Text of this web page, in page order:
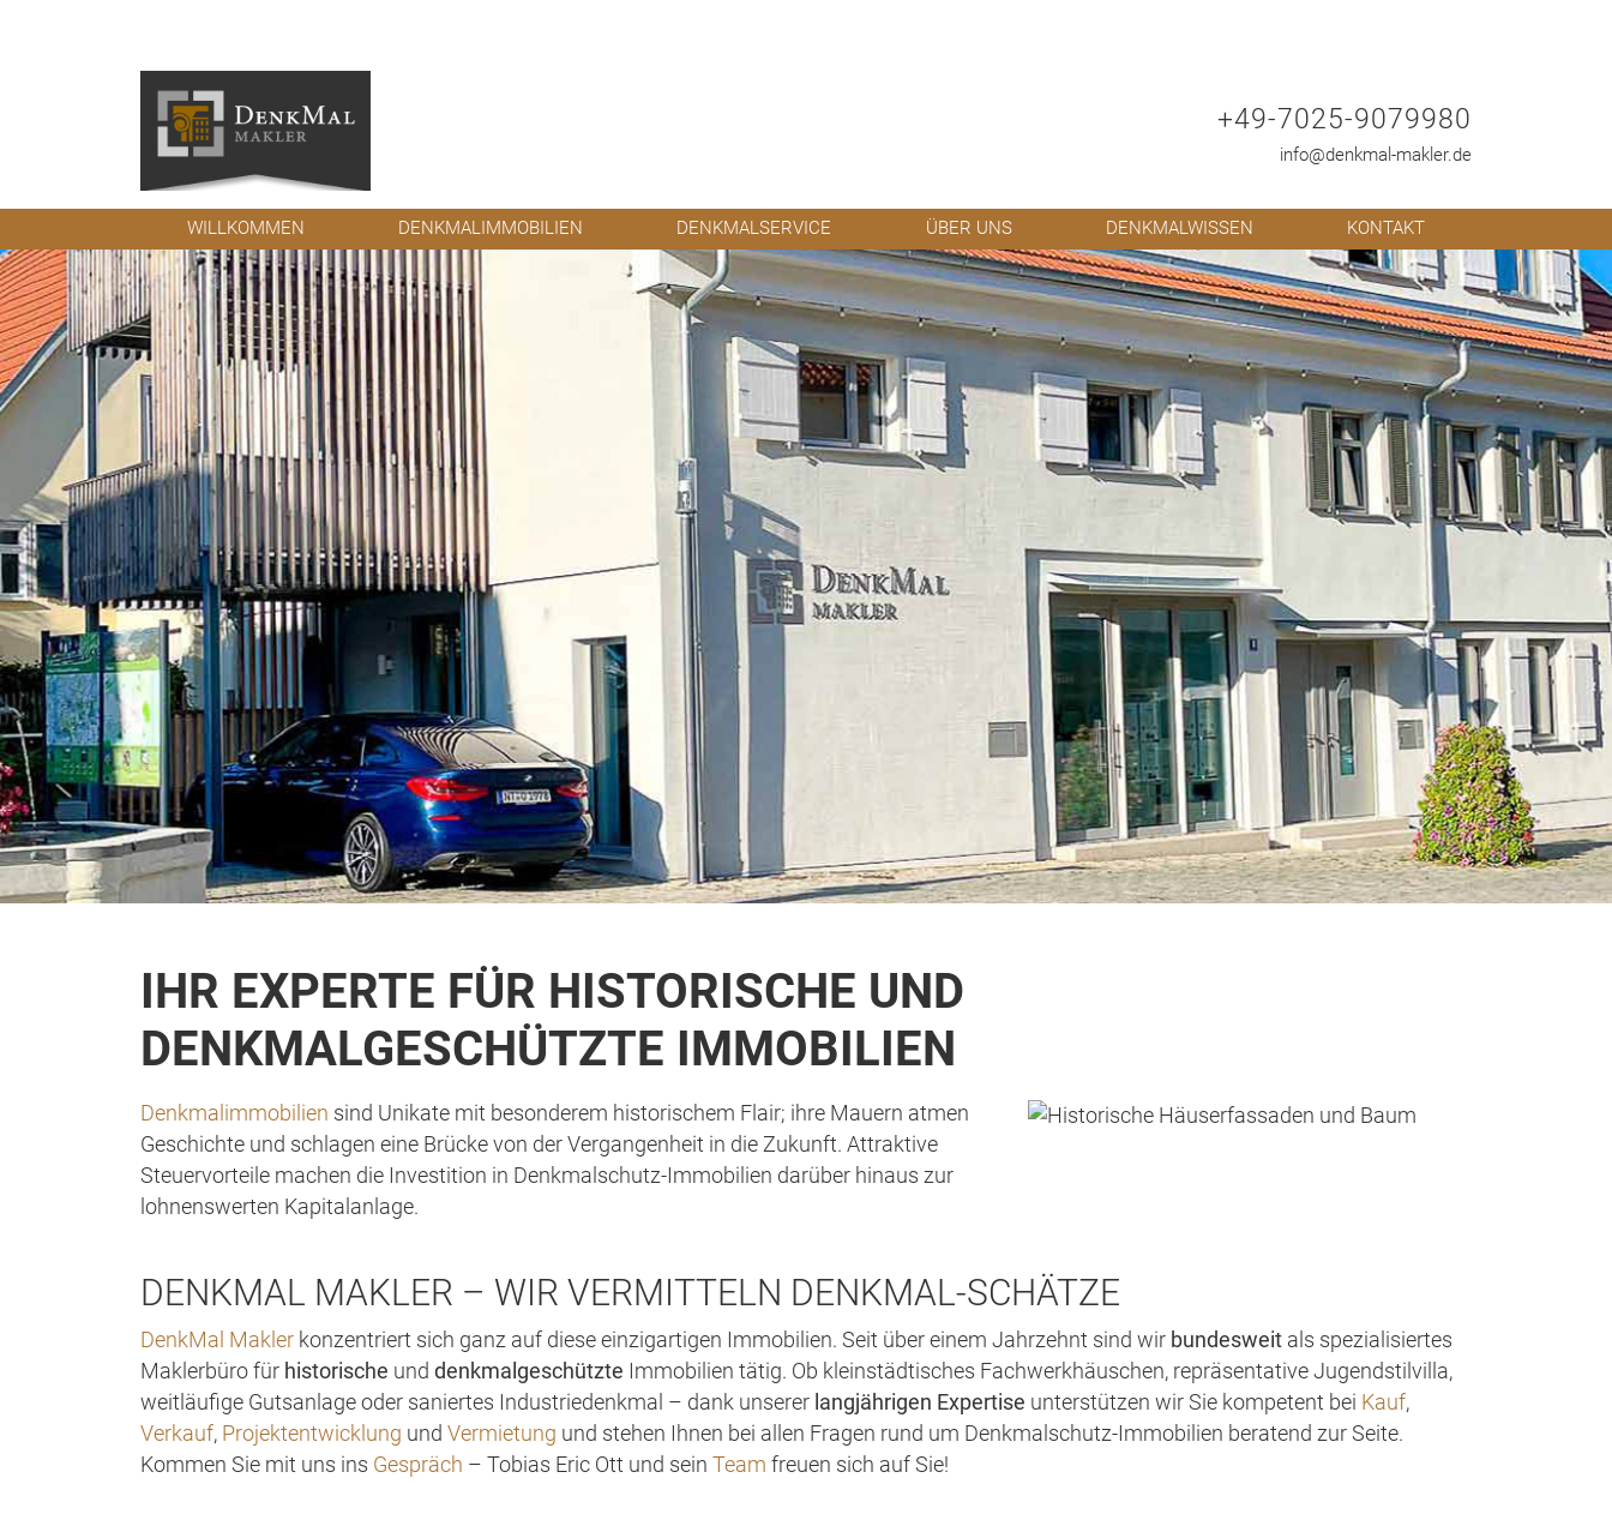
+49-7025-9079980
info@denkmal-makler.de
WILLKOMMEN DENKMALIMMOBILIEN DENKMALSERVICE ÜBER UNS DENKMALWISSEN KONTAKT
IHR EXPERTE FÜR HISTORISCHE UND
DENKMALGESCHÜTZTE IMMOBILIEN
Denkmalimmobilien sind Unikate mit besonderem historischem Flair; ihre Mauern atmen
Geschichte und schlagen eine Brücke von der Vergangenheit in die Zukunft. Attraktive
Steuervorteile machen die Investition in Denkmalschutz-Immobilien darüber hinaus zur
lohnenswerten Kapitalanlage.
DENKMAL MAKLER – WIR VERMITTELN DENKMAL-SCHÄTZE
DenkMal Makler konzentriert sich ganz auf diese einzigartigen Immobilien. Seit über einem Jahrzehnt sind wir bundesweit als spezialisiertes
Maklerbüro für historische und denkmalgeschützte Immobilien tätig. Ob kleinstädtisches Fachwerkhäuschen, repräsentative Jugendstilvilla,
weitläufige Gutsanlage oder saniertes Industriedenkmal – dank unserer langjährigen Expertise unterstützen wir Sie kompetent bei Kauf,
Verkauf, Projektentwicklung und Vermietung und stehen Ihnen bei allen Fragen rund um Denkmalschutz-Immobilien beratend zur Seite.
Kommen Sie mit uns ins Gespräch – Tobias Eric Ott und sein Team freuen sich auf Sie!